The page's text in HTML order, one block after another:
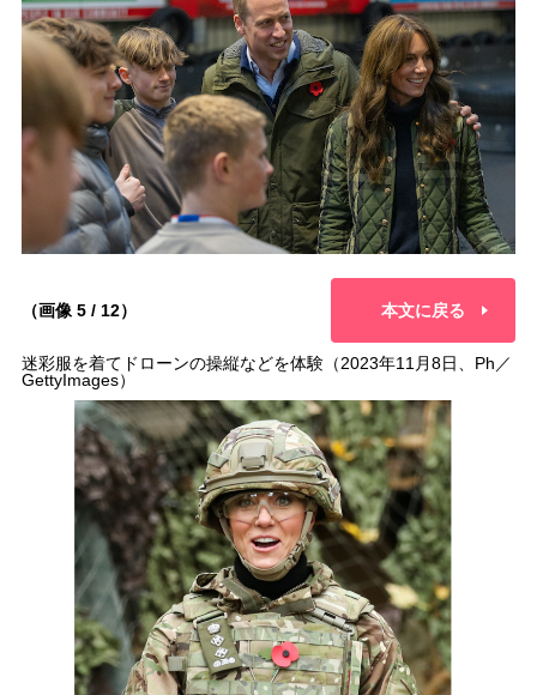
（画像 5 / 12） 本文に戻る
迷彩服を着てドローンの操縦などを体験（2023年11月8日、Ph／
GettyImages）